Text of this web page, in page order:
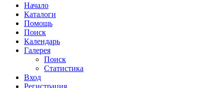
Начало
Каталоги
Помощь
Поиск
Календарь
Галерея
Поиск
Статистика
Вход
Регистрация